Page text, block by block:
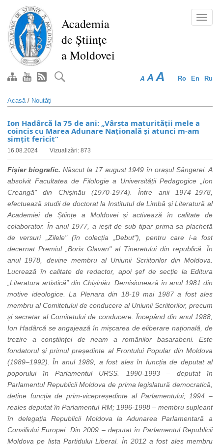
conţinutul
principal
Academia
de Științe
a Moldovei
Ro En Ru
A A A
Acasă/ Noutăți
Ion Hadârcă la 75 de ani: „Vârsta maturității mele a
coincis cu Marea Adunare Națională și atunci m-am
simțit fericit”
16.08.2024 Vizualizări: 873
Fișier biografic. Născut la 17 august 1949 în orașul Sângerei. A
absolvit Facultatea de Filologie a Universității Pedagogice
Ion
Creangă" din Chișinău (1970-1974). Între anii 1974–1978,
efectuează studii de doctorat la Institutul de Limbă și Literatură al
Academiei de Științe a Moldovei și activează în calitate de
colaborator. În anul 1977, a ieșit de sub tipar prima sa plachetă
de versuri
Zilele" (în colecția „Debut"), pentru care i-a fost
decernat Premiul
Boris Glavan" al Tineretului din republică. În
anul 1978, devine membru al Uniunii Scriitorilor din Moldova.
Lucrează în calitate de redactor, apoi șef de secție la Editura
Literatura artistică” din Chișinău. Demisionează în anul 1981 din
motive ideologice. La Plenara din 18-19 mai 1987 a fost ales
membru al Comitetului de conducere al Uniunii Scriitorilor, precum
și secretar al Comitetului de conducere. Începând din anul 1988,
Ion Hadârcă se angajează în mișcarea de eliberare națională, de
trezire a conștiinței de neam a românilor basarabeni. Este
fondatorul și primul președinte al Frontului Popular din Moldova
(1989–1992). În anul 1989, a fost ales în funcția de deputat al
poporului în Parlamentul URSS.
1990-1993 – deputat în
Parlamentul Republicii Moldova de prima legislatură democratică,
deține funcția de prim-vicepreședinte al Parlamentului; 1994 –
reales deputat în Parlamentul RM; 1996-1998 – membru supleant
în delegația Republicii Moldova la Adunarea Parlamentară a
Consiliului Europei. Din 2009 – deputat în Parlamentul Republicii
Moldova pe lista Partidului Liberal. În 2012 a fost ales membru